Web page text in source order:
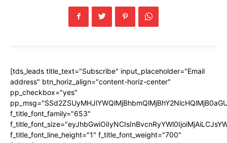
[tds_leads title_text="Subscribe" input_placeholder="Email
address" btn_horiz_align="content-horiz-center"
pp_checkbox="yes"
f_title_font_family="653"
f_title_font_line_height="1" f_title_font_weight="700"